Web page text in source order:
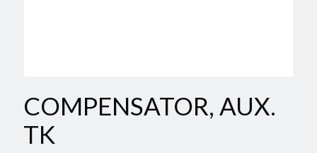
COMPENSATOR, AUX.
TK